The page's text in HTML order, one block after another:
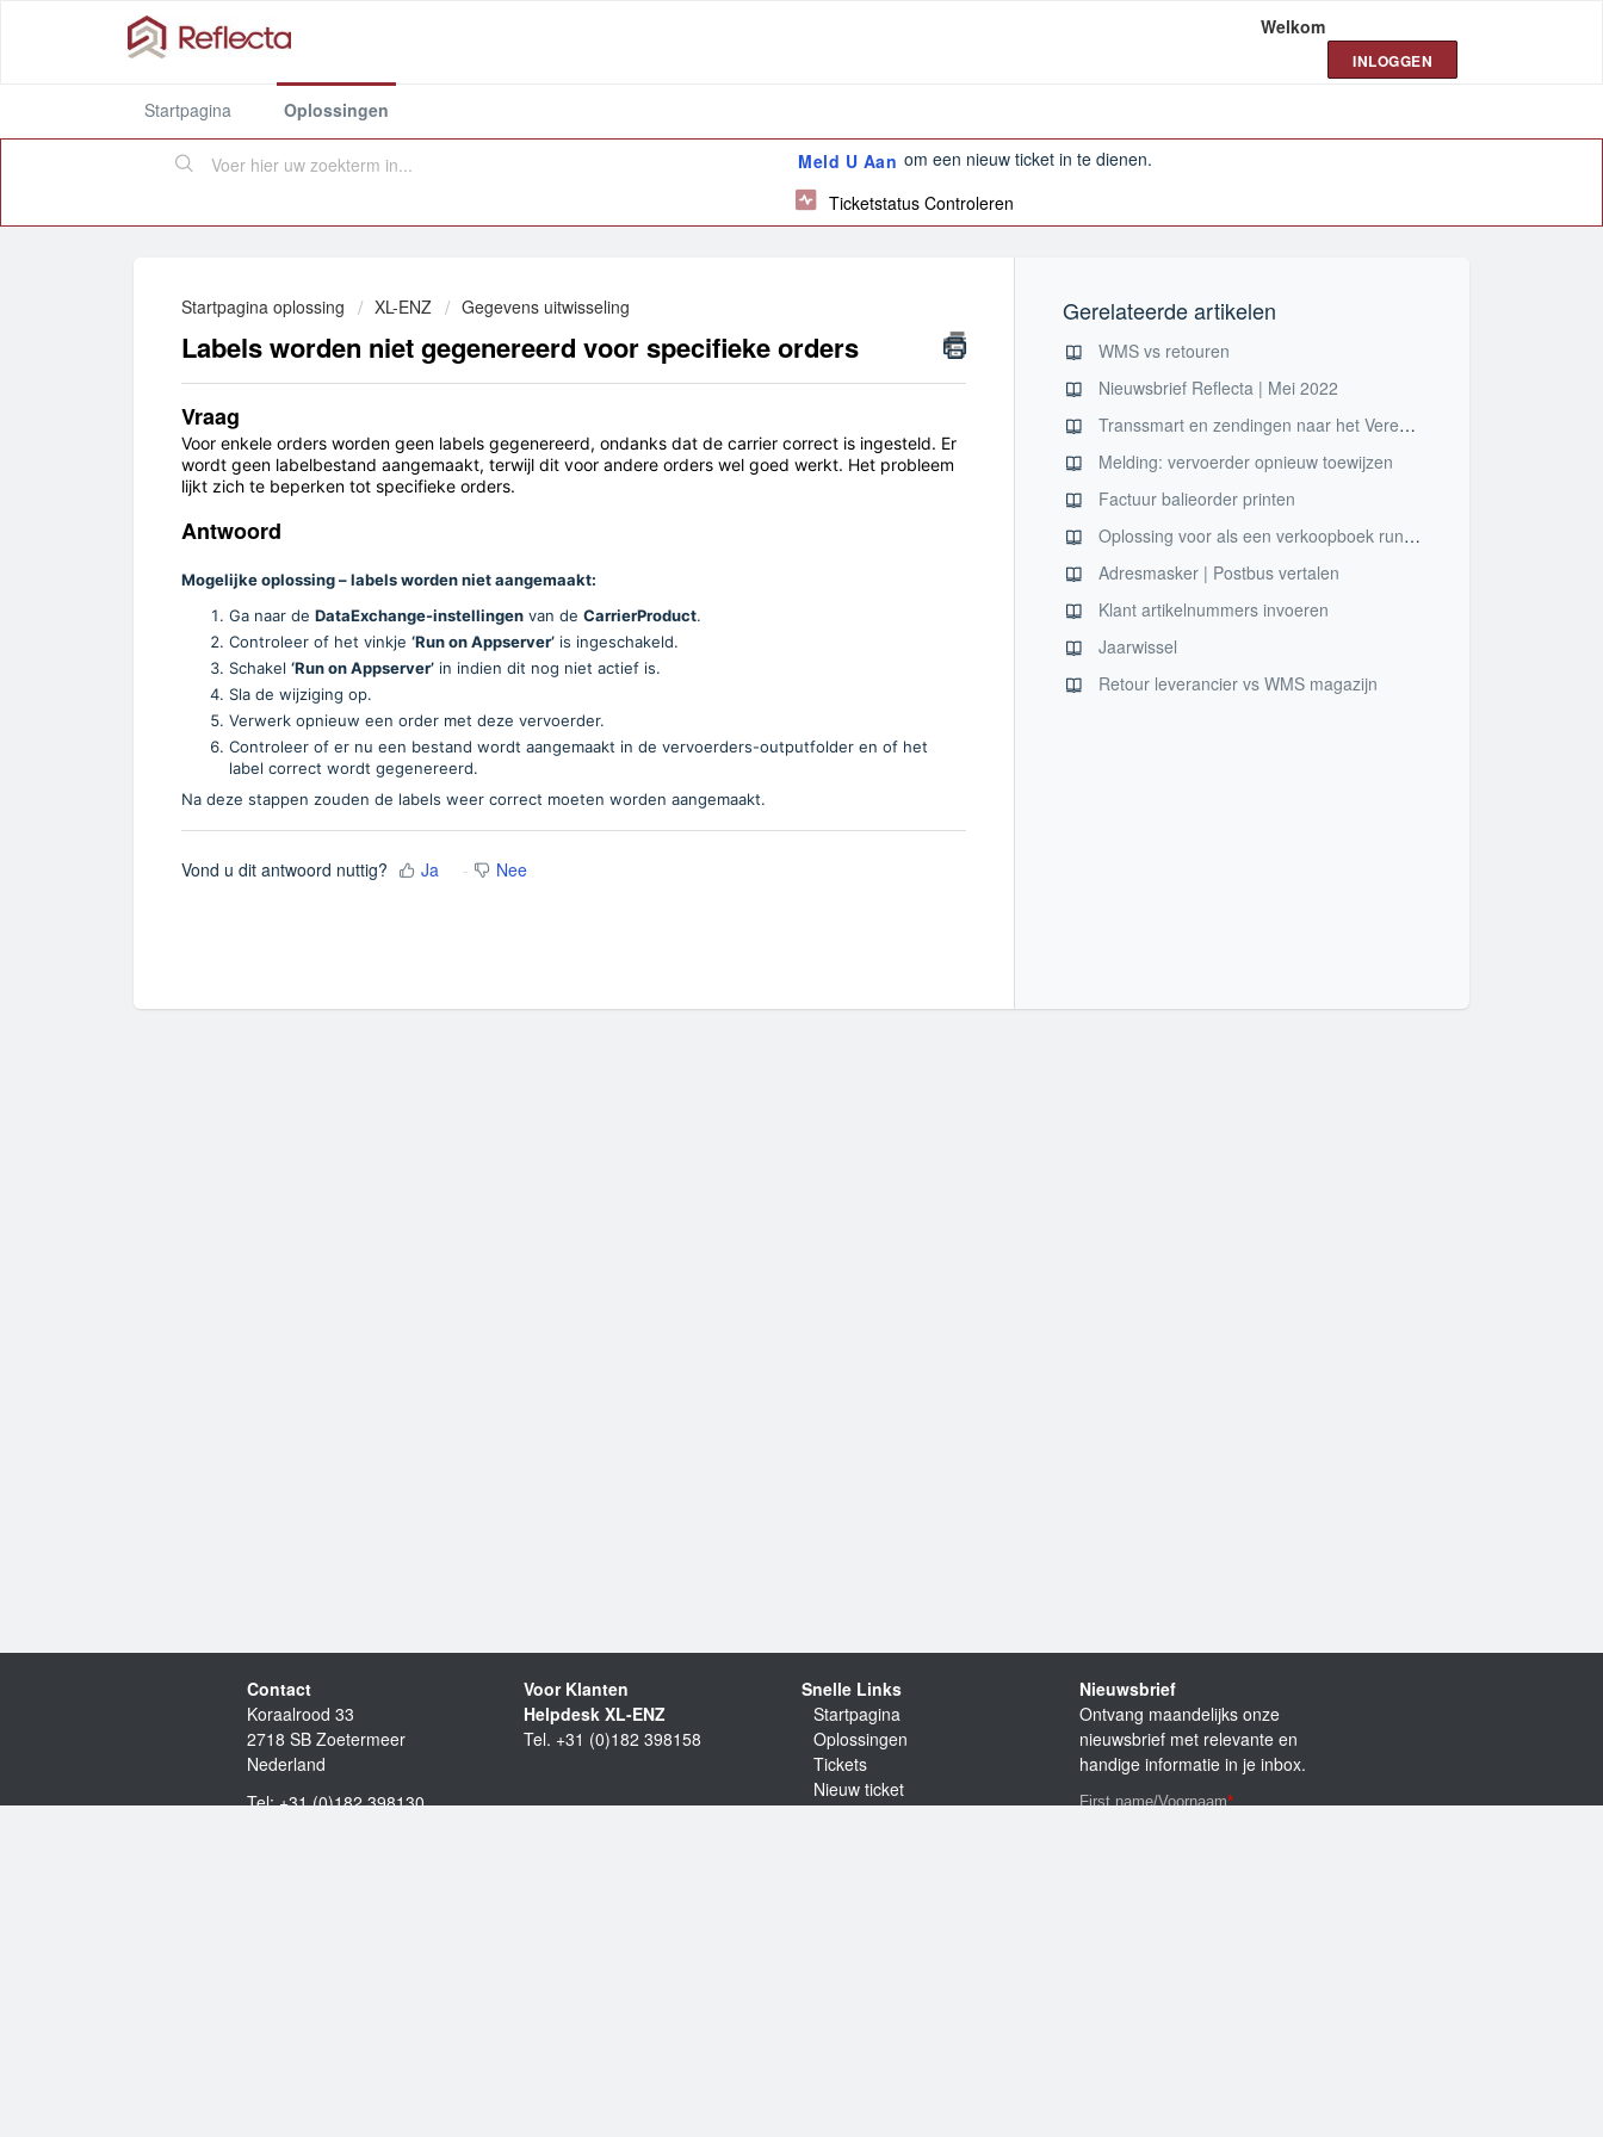
Welkom
INLOGGEN
Startpagina Oplossingen
Meld U Aan om een nieuw ticket in te dienen.
Ticketstatus Controleren
Startpagina oplossing XL-ENZ Gegevens uitwisseling
Labels worden niet gegenereerd voor specifieke orders
Vraag
Voor enkele orders worden geen labels gegenereerd, ondanks dat de carrier correct is ingesteld. Er
wordt geen labelbestand aangemaakt, terwijl dit voor andere orders wel goed werkt. Het probleem
lijkt zich te beperken tot specifieke orders.
Antwoord
Mogelijke oplossing – labels worden niet aangemaakt:
Ga naar de DataExchange-instellingen van de CarrierProduct.
Controleer of het vinkje ‘Run on Appserver’ is ingeschakeld.
Schakel ‘Run on Appserver’ in indien dit nog niet actief is.
Sla de wijziging op.
Verwerk opnieuw een order met deze vervoerder.
Controleer of er nu een bestand wordt aangemaakt in de vervoerders-outputfolder en of het
label correct wordt gegenereerd.
Na deze stappen zouden de labels weer correct moeten worden aangemaakt.
Vond u dit antwoord nuttig? Ja Nee
Gerelateerde artikelen
WMS vs retouren
Nieuwsbrief Reflecta | Mei 2022
Transsmart en zendingen naar het Verenigd Koninkrijk
Melding: vervoerder opnieuw toewijzen
Factuur balieorder printen
Oplossing voor als een verkoopboek run niet definitief gemaakt kan worden vanwege BTW.
Adresmasker | Postbus vertalen
Klant artikelnummers invoeren
Jaarwissel
Retour leverancier vs WMS magazijn
Contact
Koraalrood 33
2718 SB Zoetermeer
Nederland
Tel: +31 (0)182 398130
Voor Klanten
Helpdesk XL-ENZ
Tel. +31 (0)182 398158
Snelle Links
Startpagina
Oplossingen
Tickets
Nieuw ticket
Nieuwsbrief
Ontvang maandelijks onze
nieuwsbrief met relevante en
handige informatie in je inbox.